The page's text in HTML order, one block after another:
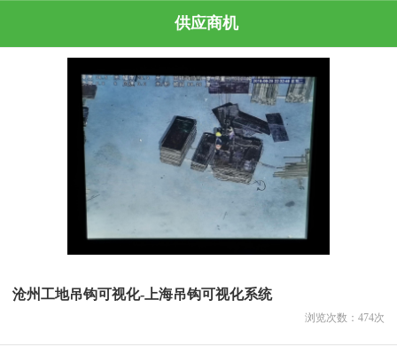
供应商机
沧州工地吊钩可视化-上海吊钩可视化系统
浏览次数： 474次